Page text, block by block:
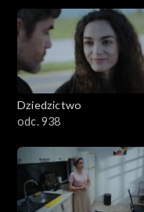
Dziedzictwo
odc. 938